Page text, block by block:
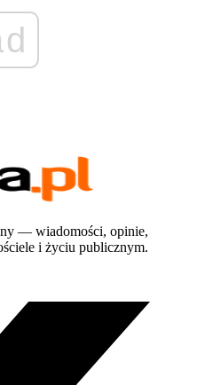
— wiadomości, opinie,
i życiu publicznym.